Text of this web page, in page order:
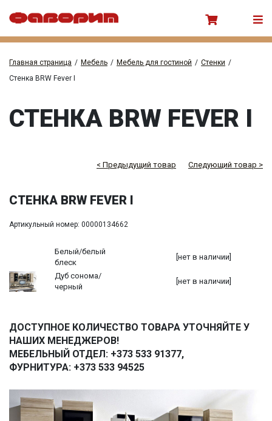
Главная страница / Мебель / Мебель для гостиной / Стенки /
Стенка BRW Fever I
СТЕНКА BRW FEVER I
< Предыдущий товар Следующий товар >
СТЕНКА BRW FEVER I
Артикульный номер: 00000134662
Белый/белый
блеск
[нет в наличии]
Дуб сонома/
черный
[нет в наличии]
ДОСТУПНОЕ КОЛИЧЕСТВО ТОВАРА УТОЧНЯЙТЕ У
НАШИХ МЕНЕДЖЕРОВ!
МЕБЕЛЬНЫЙ ОТДЕЛ: +373 533 91377,
ФУРНИТУРА: +373 533 94525